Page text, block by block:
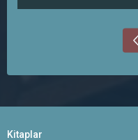
Kitaplar